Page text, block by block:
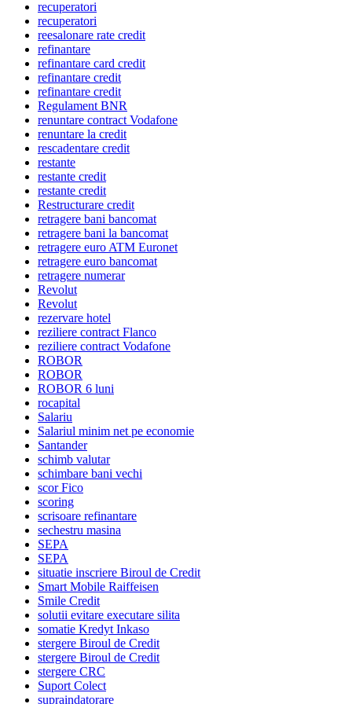
recuperatori
recuperatori
reesalonare rate credit
refinantare
refinantare card credit
refinantare credit
refinantare credit
Regulament BNR
renuntare contract Vodafone
renuntare la credit
rescadentare credit
restante
restante credit
restante credit
Restructurare credit
retragere bani bancomat
retragere bani la bancomat
retragere euro ATM Euronet
retragere euro bancomat
retragere numerar
Revolut
Revolut
rezervare hotel
reziliere contract Flanco
reziliere contract Vodafone
ROBOR
ROBOR
ROBOR 6 luni
rocapital
Salariu
Salariul minim net pe economie
Santander
schimb valutar
schimbare bani vechi
scor Fico
scoring
scrisoare refinantare
sechestru masina
SEPA
SEPA
situatie inscriere Biroul de Credit
Smart Mobile Raiffeisen
Smile Credit
solutii evitare executare silita
somatie Kredyt Inkaso
stergere Biroul de Credit
stergere Biroul de Credit
stergere CRC
Suport Colect
supraindatorare